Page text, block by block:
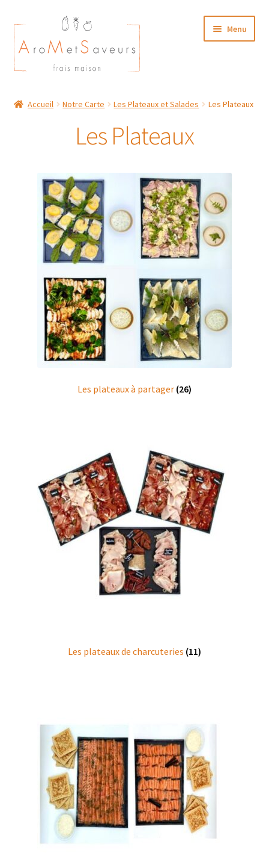
Aller
à
la
navigation
Aller
au
contenu
Menu
MON COMPTE
Accueil Notre Carte Les Plateaux et Salades Les Plateaux
Les Plateaux
Les plateaux à partager (26)
Les plateaux de charcuteries (11)